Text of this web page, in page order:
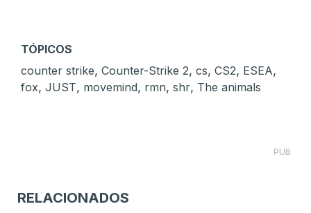
TÓPICOS
counter strike, Counter-Strike 2, cs, CS2, ESEA,
fox, JUST, movemind, rmn, shr, The animals
PUB
RELACIONADOS